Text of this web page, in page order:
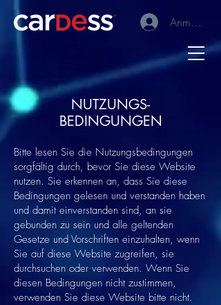
Anmelden
NUTZUNGS-
BEDINGUNGEN
Bitte lesen Sie die Nutzungsbedingungen
sorgfältig durch, bevor Sie diese Website
nutzen. Sie erkennen an, dass Sie diese
Bedingungen gelesen und verstanden haben
und damit einverstanden sind, an sie
gebunden zu sein und alle geltenden
Gesetze und Vorschriften einzuhalten, wenn
Sie auf diese Website zugreifen, sie
durchsuchen oder verwenden. Wenn Sie
diesen Bedingungen nicht zustimmen,
verwenden Sie diese Website bitte nicht.